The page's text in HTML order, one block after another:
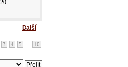
Další
3 4 5 ... 10